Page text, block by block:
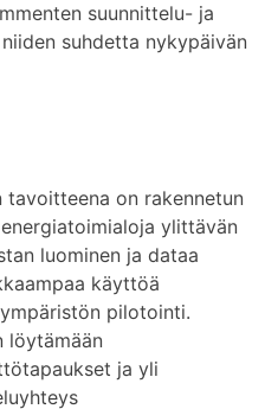
suunnittelu- ja
suhdetta nykypäivän
tavoitteena on rakennetun
ylittävän
luominen ja dataa
käyttöä
pilotointi.
löytämään
ja yli